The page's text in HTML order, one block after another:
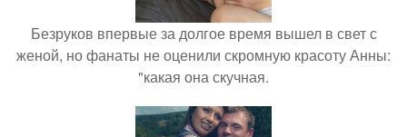
Безруков впервые за долгое время вышел в свет с
женой, но фанаты не оценили скромную красоту Анны:
"какая она скучная.